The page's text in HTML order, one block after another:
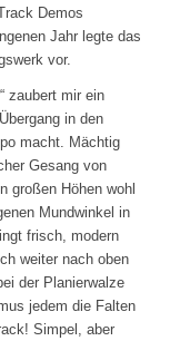
Demos
Jahr legte das
vor.
zaubert mir ein
in den
macht. Mächtig
Gesang von
großen Höhen wohl
Mundwinkel in
frisch, modern
weiter nach oben
der Planierwalze
jedem die Falten
Simpel, aber